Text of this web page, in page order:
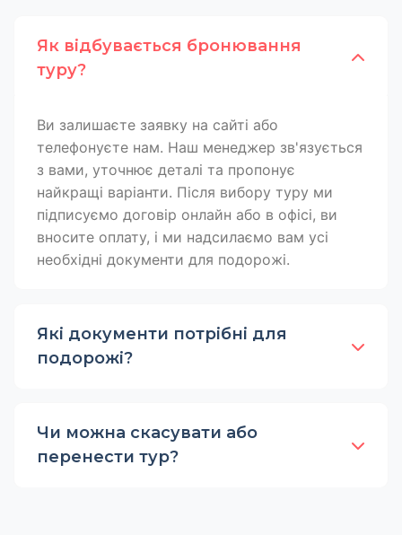
Як відбувається бронювання
туру?
Ви залишаєте заявку на сайті або
телефонуєте нам. Наш менеджер зв'язується
з вами, уточнює деталі та пропонує
найкращі варіанти. Після вибору туру ми
підписуємо договір онлайн або в офісі, ви
вносите оплату, і ми надсилаємо вам усі
необхідні документи для подорожі.
Які документи потрібні для
подорожі?
Чи можна скасувати або
перенести тур?